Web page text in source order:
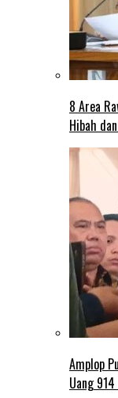
8 Area
Hibah
Amplop
Uang